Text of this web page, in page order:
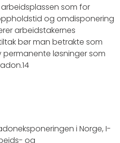
som for
og omdisponering
arbeidstakernes
bør man betrakte som
løsninger som
i Norge, I-
og